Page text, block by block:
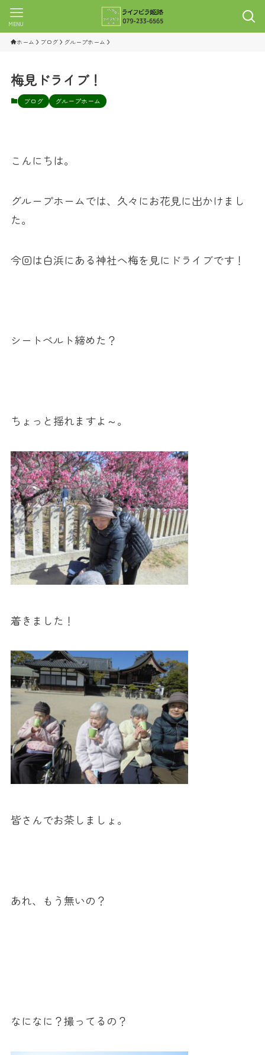
MENU
ホーム ブログ グループホーム
梅見ドライブ！
ブログ グループホーム
こんにちは。
グループホームでは、久々にお花見に出かけまし
た。
今回は白浜にある神社へ梅を見にドライブです！
シートベルト締めた？
ちょっと揺れますよ～。
着きました！
皆さんでお茶しましょ。
あれ、もう無いの？
なになに？撮ってるの？